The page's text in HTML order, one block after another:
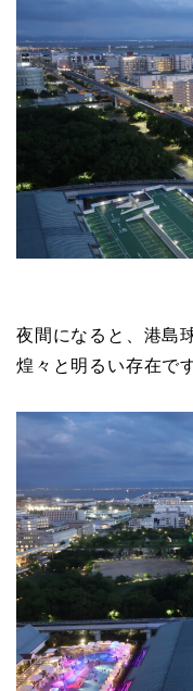
夜間になると、港島
煌々と明るい存在で